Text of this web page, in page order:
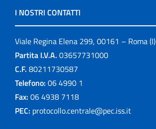
I NOSTRI CONTATTI
Viale Regina Elena 299, 00161 – Roma (I)
Partita I.V.A. 03657731000
C.F. 80211730587
Telefono: 06 4990 1
Fax: 06 4938 7118
PEC: protocollo.centrale@pec.iss.it